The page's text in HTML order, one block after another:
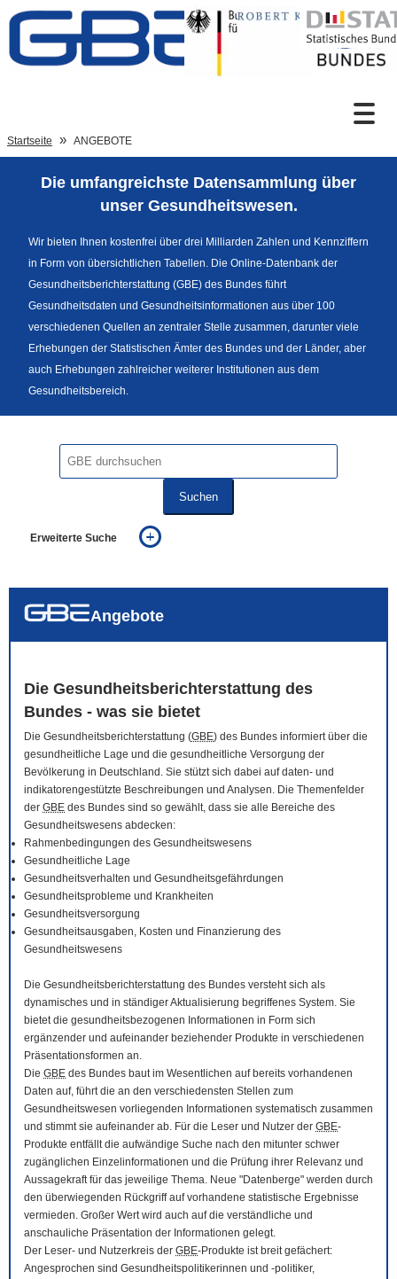
Zum Inhalt
Sprachumschaltung
Fußzeile
Startseite ANGEBOTE
Die umfangreichste Datensammlung über
unser Gesundheitswesen.
Wir bieten Ihnen kostenfrei über drei Milliarden Zahlen und Kennziffern
in Form von übersichtlichen Tabellen. Die Online-Datenbank der
Gesundheitsberichterstattung (GBE) des Bundes führt
Gesundheitsdaten und Gesundheitsinformationen aus über 100
verschiedenen Quellen an zentraler Stelle zusammen, darunter viele
Erhebungen der Statistischen Ämter des Bundes und der Länder, aber
auch Erhebungen zahlreicher weiterer Institutionen aus dem
Gesundheitsbereich.
Suchen
Erweiterte Suche
auch in allen Texten suchen (Volltextsuche)
Angebote
Die Gesundheitsberichterstattung des
Bundes - was sie bietet
Die Gesundheitsberichterstattung (GBE) des Bundes informiert über die
gesundheitliche Lage und die gesundheitliche Versorgung der
Bevölkerung in Deutschland. Sie stützt sich dabei auf daten- und
indikatorengestützte Beschreibungen und Analysen. Die Themenfelder
der GBE des Bundes sind so gewählt, dass sie alle Bereiche des
Gesundheitswesens abdecken:
Rahmenbedingungen des Gesundheitswesens
Gesundheitliche Lage
Gesundheitsverhalten und Gesundheitsgefährdungen
Gesundheitsprobleme und Krankheiten
Gesundheitsversorgung
Gesundheitsausgaben, Kosten und Finanzierung des
Gesundheitswesens
Die Gesundheitsberichterstattung des Bundes versteht sich als
dynamisches und in ständiger Aktualisierung begriffenes System. Sie
bietet die gesundheitsbezogenen Informationen in Form sich
ergänzender und aufeinander beziehender Produkte in verschiedenen
Präsentationsformen an.
Die GBE des Bundes baut im Wesentlichen auf bereits vorhandenen
Daten auf, führt die an den verschiedensten Stellen zum
Gesundheitswesen vorliegenden Informationen systematisch zusammen
und stimmt sie aufeinander ab. Für die Leser und Nutzer der GBE-
Produkte entfällt die aufwändige Suche nach den mitunter schwer
zugänglichen Einzelinformationen und die Prüfung ihrer Relevanz und
Aussagekraft für das jeweilige Thema. Neue "Datenberge" werden durch
den überwiegenden Rückgriff auf vorhandene statistische Ergebnisse
vermieden. Großer Wert wird auch auf die verständliche und
anschauliche Präsentation der Informationen gelegt.
Der Leser- und Nutzerkreis der GBE-Produkte ist breit gefächert:
Angesprochen sind Gesundheitspolitikerinnen und -politiker,